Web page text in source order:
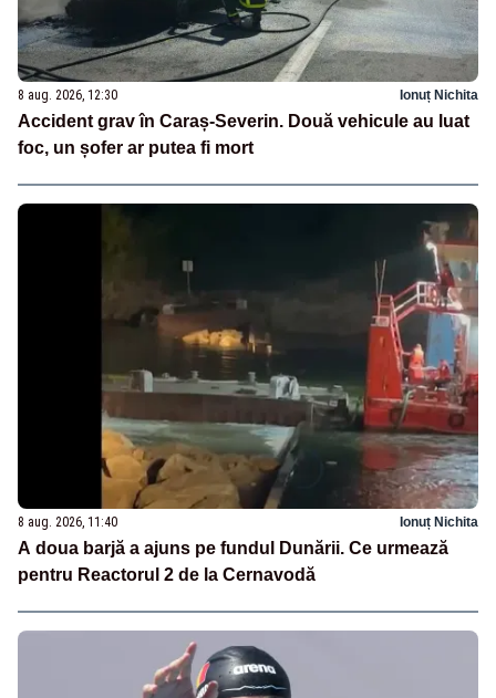
8 aug. 2026, 12:30 Ionuț Nichita
Accident grav în Caraș-Severin. Două vehicule au luat
foc, un șofer ar putea fi mort
8 aug. 2026, 11:40 Ionuț Nichita
A doua barjă a ajuns pe fundul Dunării. Ce urmează
pentru Reactorul 2 de la Cernavodă